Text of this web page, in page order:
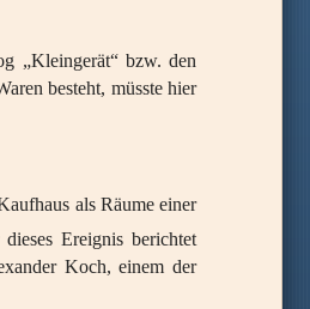
„Kleingerät“ bzw. den
besteht, müsste hier
als Räume einer
Ereignis berichtet
Koch, einem der